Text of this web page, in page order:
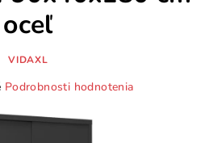
oceľ
VIDAXL
Podrobnosti hodnotenia